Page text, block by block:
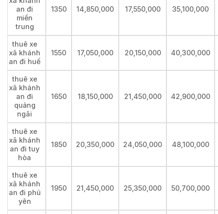
an đi
miền
trung
1350 14,850,000 17,550,000 35,100,000
thuê xe
xã khánh
an đi huế
1550 17,050,000 20,150,000 40,300,000
thuê xe
xã khánh
an đi
quảng
ngãi
1650 18,150,000 21,450,000 42,900,000
thuê xe
xã khánh
an đi tuy
hòa
1850 20,350,000 24,050,000 48,100,000
thuê xe
xã khánh
an đi phú
yên
1950 21,450,000 25,350,000 50,700,000